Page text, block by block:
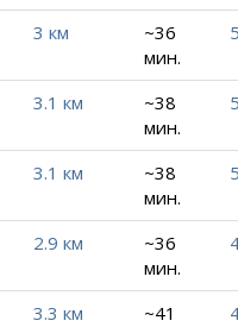
3 км
~36
мин.
3.1 км
~38
мин.
3.1 км
~38
мин.
2.9 км
~36
мин.
3.3 км
~41